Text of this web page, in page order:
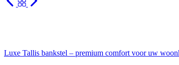
Luxe Tallis bankstel – premium comfort voor uw